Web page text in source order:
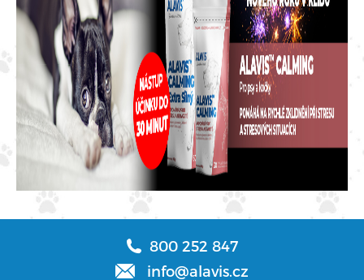
800 252 847
info@alavis.cz